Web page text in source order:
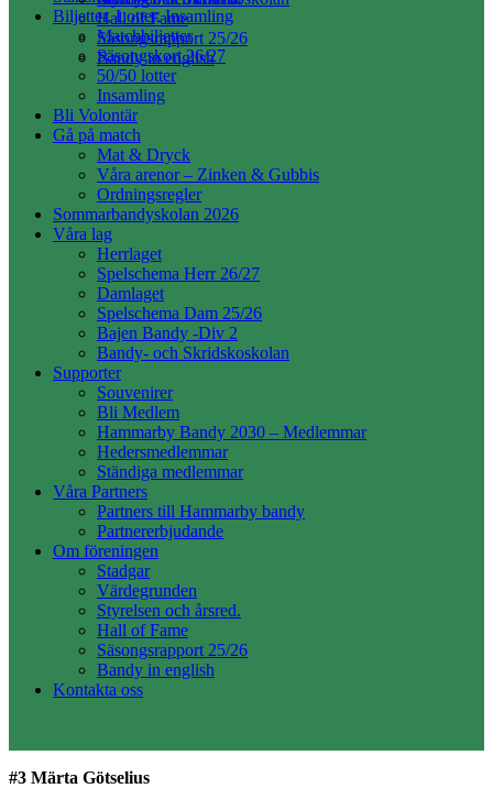
Hall of Fame
Säsongsrapport 25/26
Bandy in english
Biljetter, Lotter, Insamling
Matchbiljetter
Säsongskort 26/27
50/50 lotter
Insamling
Bli Volontär
Gå på match
Mat & Dryck
Våra arenor – Zinken & Gubbis
Ordningsregler
Sommarbandyskolan 2026
Våra lag
Herrlaget
Spelschema Herr 26/27
Damlaget
Spelschema Dam 25/26
Bajen Bandy -Div 2
Bandy- och Skridskoskolan
Supporter
Souvenirer
Bli Medlem
Hammarby Bandy 2030 – Medlemmar
Hedersmedlemmar
Ständiga medlemmar
Våra Partners
Partners till Hammarby bandy
Partnererbjudande
Om föreningen
Stadgar
Värdegrunden
Styrelsen och årsred.
Hall of Fame
Säsongsrapport 25/26
Bandy in english
Kontakta oss
#3 Märta Götselius